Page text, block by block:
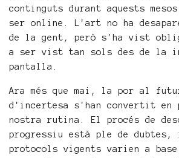
continguts durant aquests
ser online. L'art no ha
de la gent, però s'ha vist
a ser vist tan sols des de la
pantalla.
Ara més que mai, la por al
d'incertesa s'han convertit en
nostra rutina. El procés de
progressiu està ple de dubtes,
protocols vigents varien a